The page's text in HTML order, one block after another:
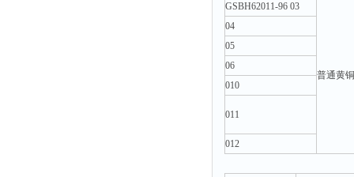
GSBH62011-96 03
普通黄铜
04
05
06
010
011
012